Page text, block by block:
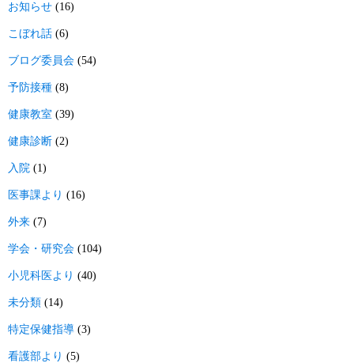
お知らせ (16)
こぼれ話 (6)
ブログ委員会 (54)
予防接種 (8)
健康教室 (39)
健康診断 (2)
入院 (1)
医事課より (16)
外来 (7)
学会・研究会 (104)
小児科医より (40)
未分類 (14)
特定保健指導 (3)
看護部より (5)